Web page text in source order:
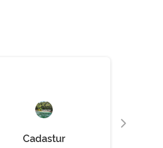
Cadastur